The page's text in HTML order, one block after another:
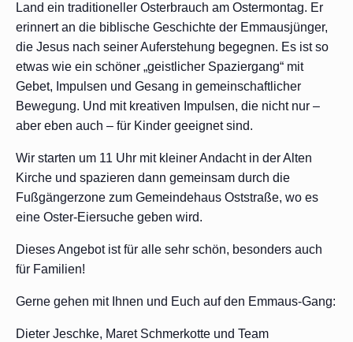
Land ein traditioneller Osterbrauch am Ostermontag. Er
erinnert an die biblische Geschichte der Emmausjünger,
die Jesus nach seiner Auferstehung begegnen. Es ist so
etwas wie ein schöner „geistlicher Spaziergang“ mit
Gebet, Impulsen und Gesang in gemeinschaftlicher
Bewegung. Und mit kreativen Impulsen, die nicht nur –
aber eben auch – für Kinder geeignet sind.
Wir starten um 11 Uhr mit kleiner Andacht in der Alten
Kirche und spazieren dann gemeinsam durch die
Fußgängerzone zum Gemeindehaus Oststraße, wo es
eine Oster-Eiersuche geben wird.
Dieses Angebot ist für alle sehr schön, besonders auch
für Familien!
Gerne gehen mit Ihnen und Euch auf den Emmaus-Gang:
Dieter Jeschke, Maret Schmerkotte und Team